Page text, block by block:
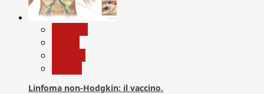
Linfoma non-Hodgkin: il vaccino.